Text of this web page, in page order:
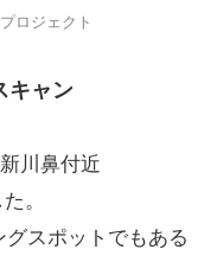
ロジェクト
キャン
川鼻付近
。
スポットでもある